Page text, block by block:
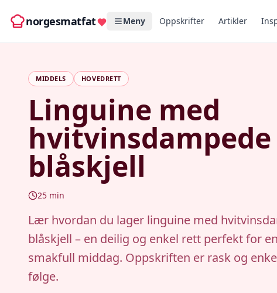
norgesmatfat Meny Oppskrifter Artikler
MIDDELS HOVEDRETT
Linguine med
hvitvinsdampede
blåskjell
25 min
Lær hvordan du lager linguine med
blåskjell – en deilig og enkel rett perfekt for en
smakfull middag. Oppskriften er rask og
følge.